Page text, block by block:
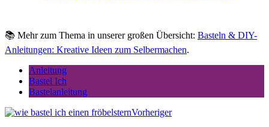
📚 Mehr zum Thema in unserer großen Übersicht: Basteln & DIY-
Anleitungen: Kreative Ideen zum Selbermachen.
Anleitung
Bastel Ich
Bastelanleitung
Vorheriger